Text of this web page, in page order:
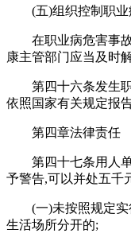
(五)组织控制职业
在职业病危害事
康主管部门应当及时
第四十六条发生
依照国家有关规定报
第四章法律责任
第四十七条用人
予警告,可以并处五千
(一)未按照规定
生活场所分开的;